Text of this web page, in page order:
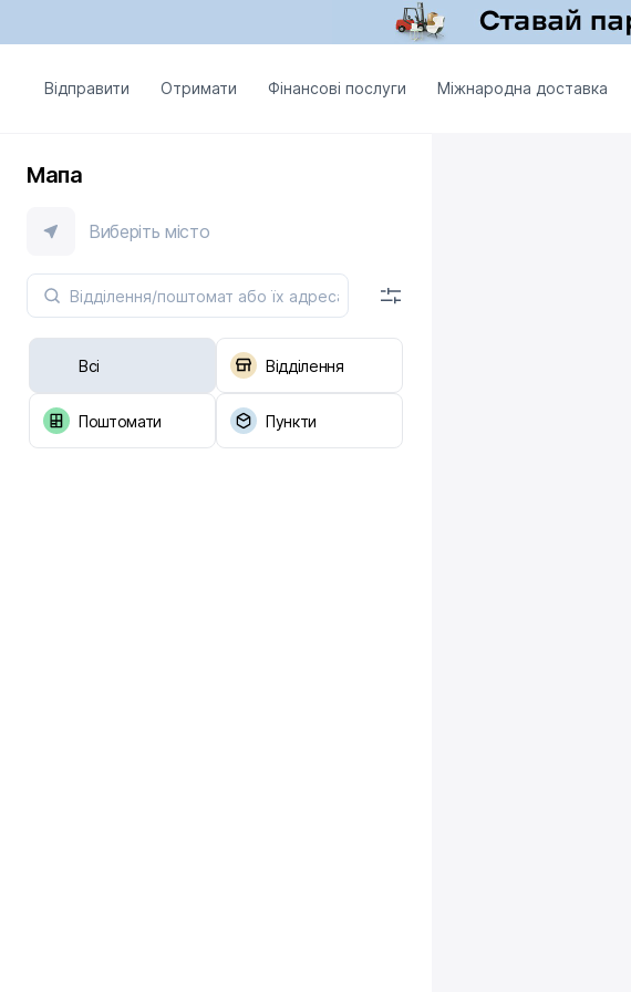
Відправити Отримати Фінансові послуги Міжнародна доставка
Мапа
Виберіть місто
Всі Відділення
Поштомати Пункти